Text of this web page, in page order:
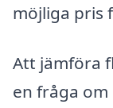
möjliga pris
Att jämföra
en fråga om